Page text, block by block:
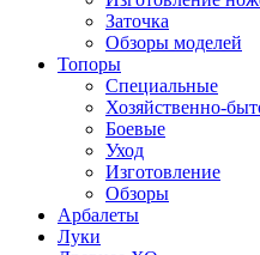
Заточка
Обзоры моделей
Топоры
Специальные
Хозяйственно-
Боевые
Уход
Изготовление
Обзоры
Арбалеты
Луки